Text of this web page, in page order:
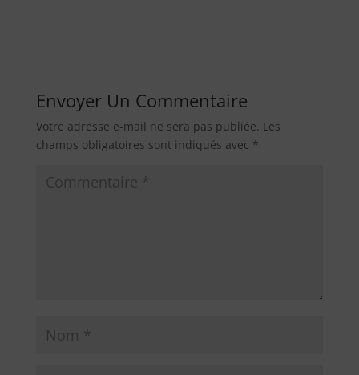
Envoyer Un Commentaire
Votre adresse e-mail ne sera pas publiée. Les
champs obligatoires sont indiqués avec *